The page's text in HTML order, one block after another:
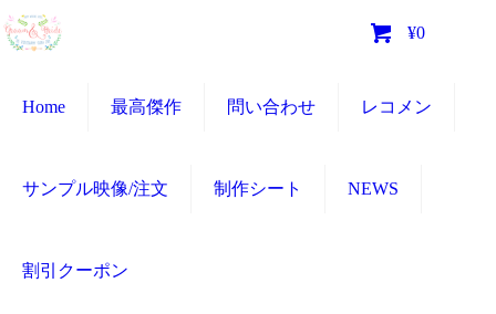
Home 最高傑作 問い合わせ レコメン
サンプル映像/注文 制作シート NEWS
割引クーポン
¥0